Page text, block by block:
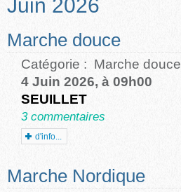
Juin 2026
Marche douce
Catégorie : Marche douce
4 Juin 2026, à 09h00
SEUILLET
3 commentaires
d'info...
Marche Nordique